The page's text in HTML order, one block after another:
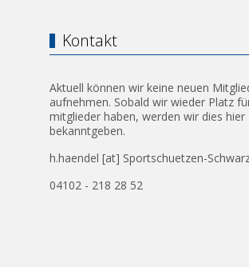
Kontakt
Aktuell können wir keine neuen
aufnehmen. Sobald wir wieder Platz
mitglieder haben, werden wir dies hier
bekanntgeben.
h.haendel [at] Sportschuetzen-
04102 - 218 28 52